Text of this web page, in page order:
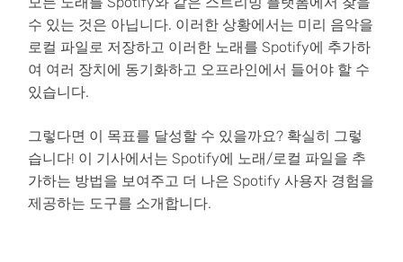
수 있는 것은 아닙니다. 이러한 상황에서는 미리 음악을
로컬 파일로 저장하고 이러한 노래를 Spotify에 추가하
여 여러 장치에 동기화하고 오프라인에서 들어야 할 수
있습니다.
그렇다면 이 목표를 달성할 수 있을까요? 확실히 그렇
습니다! 이 기사에서는 Spotify에 노래/로컬 파일을 추
가하는 방법을 보여주고 더 나은 Spotify 사용자 경험을
제공하는 도구를 소개합니다.